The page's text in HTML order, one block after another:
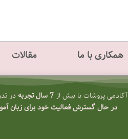
همکاری با ما مقالات
آکادمی پروشات با بیش از7 سال تجربه
در
در حال گسترش فعالیت خود برای زبان